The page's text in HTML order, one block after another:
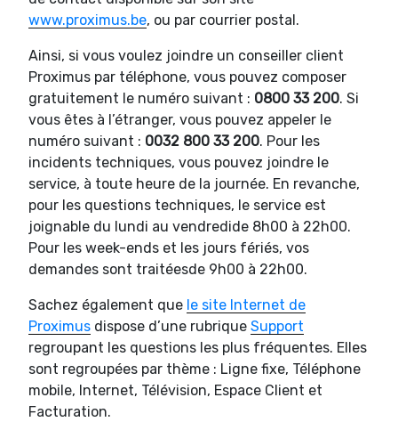
www.proximus.be, ou par courrier postal.
Ainsi, si vous voulez joindre un conseiller client
Proximus par téléphone, vous pouvez composer
gratuitement le numéro suivant : 0800 33 200. Si
vous êtes à l’étranger, vous pouvez appeler le
numéro suivant : 0032 800 33 200. Pour les
incidents techniques, vous pouvez joindre le
service, à toute heure de la journée. En revanche,
pour les questions techniques, le service est
joignable du lundi au vendredide 8h00 à 22h00.
Pour les week-ends et les jours fériés, vos
demandes sont traitéesde 9h00 à 22h00.
Sachez également que le site Internet de
Proximus dispose d’une rubrique Support
regroupant les questions les plus fréquentes. Elles
sont regroupées par thème : Ligne fixe, Téléphone
mobile, Internet, Télévision, Espace Client et
Facturation.